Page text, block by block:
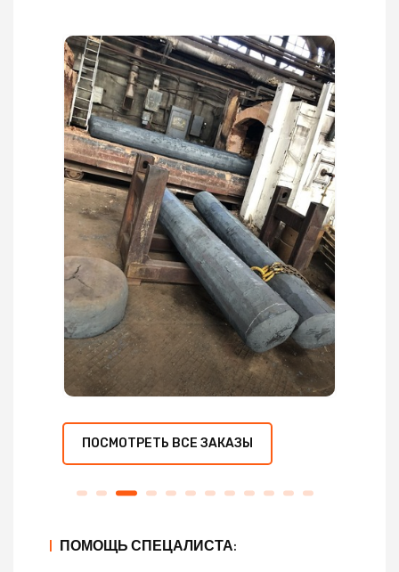
ПОСМОТРЕТЬ ВСЕ ЗАКАЗЫ
| ПОМОЩЬ СПЕЦАЛИСТА: